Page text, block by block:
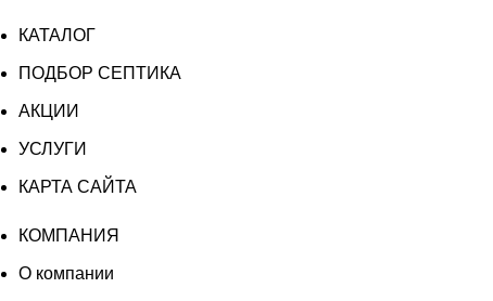
КАТАЛОГ
ПОДБОР СЕПТИКА
АКЦИИ
УСЛУГИ
КАРТА САЙТА
КОМПАНИЯ
О компании